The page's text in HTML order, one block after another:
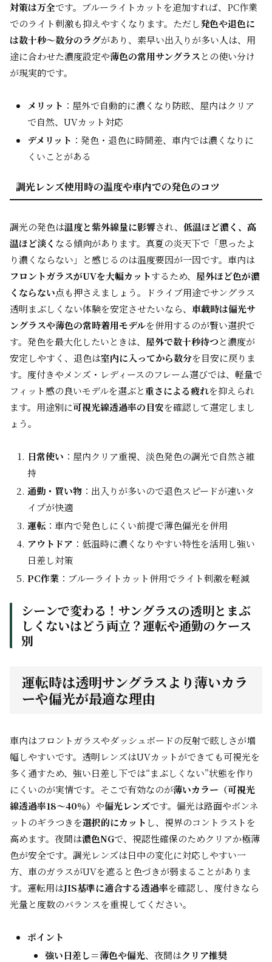
対策は万全です。ブルーライトカットを追加すれば、PC作業
でのライト刺激も抑えやすくなります。ただし発色や退色に
は数十秒〜数分のラグがあり、素早い出入りが多い人は、用
途に合わせた濃度設定や薄色の常用サングラスとの使い分け
が現実的です。
メリット ：屋外で自動的に濃くなり防眩、屋内はクリア
で自然、UVカット対応
デメリット ：発色・退色に時間差、車内では濃くなりに
くいことがある
調光レンズ使用時の温度や車内での発色のコツ
調光の発色は温度と紫外線量に影響され、 低温ほど濃く、高
温ほど淡く なる傾向があります。真夏の炎天下で「思ったよ
り濃くならない」と感じるのは温度要因が一因です。車内は
フロントガラスがUVを大幅カットするため、 屋外ほど色が濃
くならない点も押さえましょう。ドライブ用途でサングラス
透明まぶしくない体験を安定させたいなら、 車載時は偏光サ
ングラスや薄色の常時着用モデルを併用するのが賢い選択で
す。発色を最大化したいときは、 屋外で数十秒待つと濃度が
安定しやすく、退色は室内に入ってから数分を目安に戻りま
す。度付きやメンズ・レディースのフレーム選びでは、軽量で
フィット感の良いモデルを選ぶと重さによる疲れを抑えられ
ます。用途別に可視光線透過率の目安を確認して選定しまし
ょう。
日常使い ：屋内クリア重視、淡色発色の調光で自然さ維
持
通勤・買い物 ：出入りが多いので退色スピードが速いタ
イプが快適
運転 ：車内で発色しにくい前提で薄色偏光を併用
アウトドア ：低温時に濃くなりやすい特性を活用し強い
日差し対策
PC作業 ：ブルーライトカット併用でライト刺激を軽減
シーンで変わる！サングラスの透明とまぶ
しくないはどう両立？運転や通勤のケース
別
運転時は透明サングラスより薄いカラ
ーや偏光が最適な理由
車内はフロントガラスやダッシュボードの反射で眩しさが増
幅しやすいです。透明レンズはUVカットができても可視光を
多く通すため、強い日差し下では“まぶしくない”状態を作り
にくいのが実情です。そこで有効なのが薄いカラー（可視光
線透過率18〜40％） や偏光レンズです。偏光は路面やボンネ
ットのギラつきを選択的にカット し、視界のコントラストを
高めます。夜間は濃色NGで、視認性確保のためクリアか極薄
色が安全です。調光レンズは日中の変化に対応しやすい一
方、車のガラスがUVを遮ると色づきが弱まることがありま
す。運転用はJIS基準に適合する透過率を確認し、度付きなら
光量と度数のバランスを重視してください。
ポイント
強い日差し＝薄色や偏光、夜間はクリア推奨